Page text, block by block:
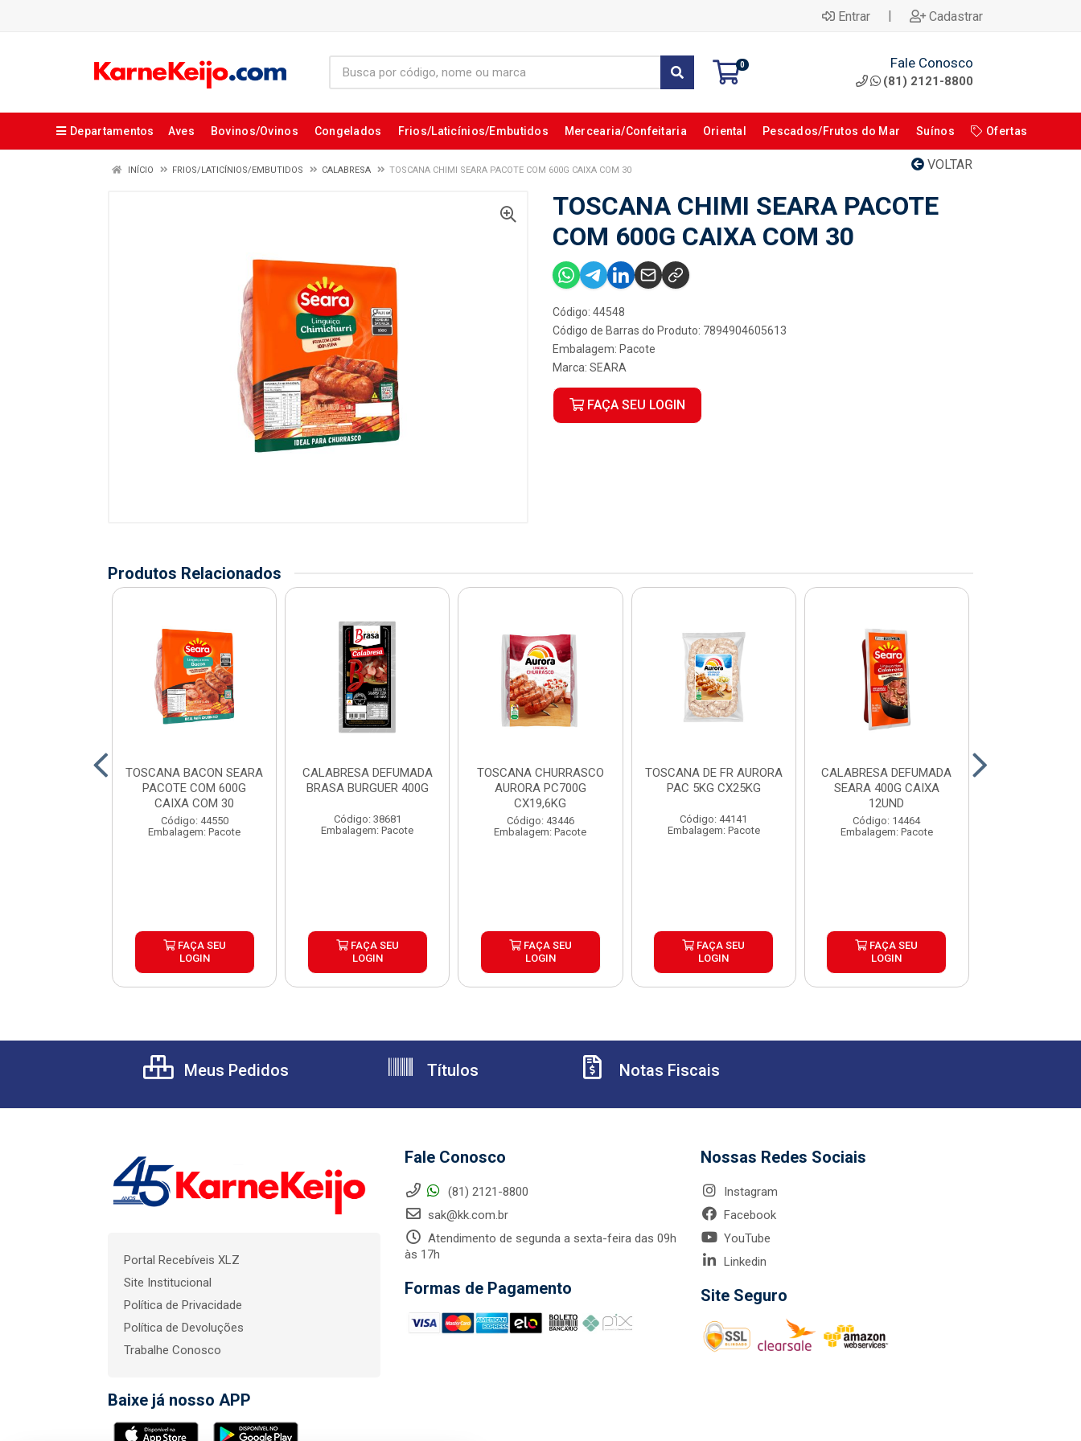
Entrar | Cadastrar
0 Fale Conosco
(81) 2121-8800
Departamentos Aves Bovinos/Ovinos Congelados Frios/Laticínios/Embutidos Mercearia/Confeitaria Oriental Pescados/Frutos do Mar Suínos Ofertas
VOLTAR
INÍCIO FRIOS/LATICÍNIOS/EMBUTIDOS CALABRESA TOSCANA CHIMI SEARA PACOTE COM 600G CAIXA COM 30
TOSCANA CHIMI SEARA PACOTE
COM 600G CAIXA COM 30
Código: 44548
Código de Barras do Produto: 7894904605613
Embalagem: Pacote
Marca: SEARA
FAÇA SEU LOGIN
Produtos Relacionados
TOSCANA BACON SEARA
PACOTE COM 600G
CAIXA COM 30
Código: 44550
Embalagem: Pacote
FAÇA SEU
LOGIN
CALABRESA DEFUMADA
BRASA BURGUER 400G
Código: 38681
Embalagem: Pacote
FAÇA SEU
LOGIN
TOSCANA CHURRASCO
AURORA PC700G
CX19,6KG
Código: 43446
Embalagem: Pacote
FAÇA SEU
LOGIN
TOSCANA DE FR AURORA
PAC 5KG CX25KG
Código: 44141
Embalagem: Pacote
FAÇA SEU
LOGIN
CALABRESA DEFUMADA
SEARA 400G CAIXA
12UND
Código: 14464
Embalagem: Pacote
FAÇA SEU
LOGIN
Meus Pedidos Títulos Notas Fiscais
Portal Recebíveis XLZ
Site Institucional
Política de Privacidade
Política de Devoluções
Trabalhe Conosco
Baixe já nosso APP
Fale Conosco
(81) 2121-8800
sak@kk.com.br
Atendimento de segunda a sexta-feira das 09h
às 17h
Formas de Pagamento
Nossas Redes Sociais
Instagram
Facebook
YouTube
Linkedin
Site Seguro